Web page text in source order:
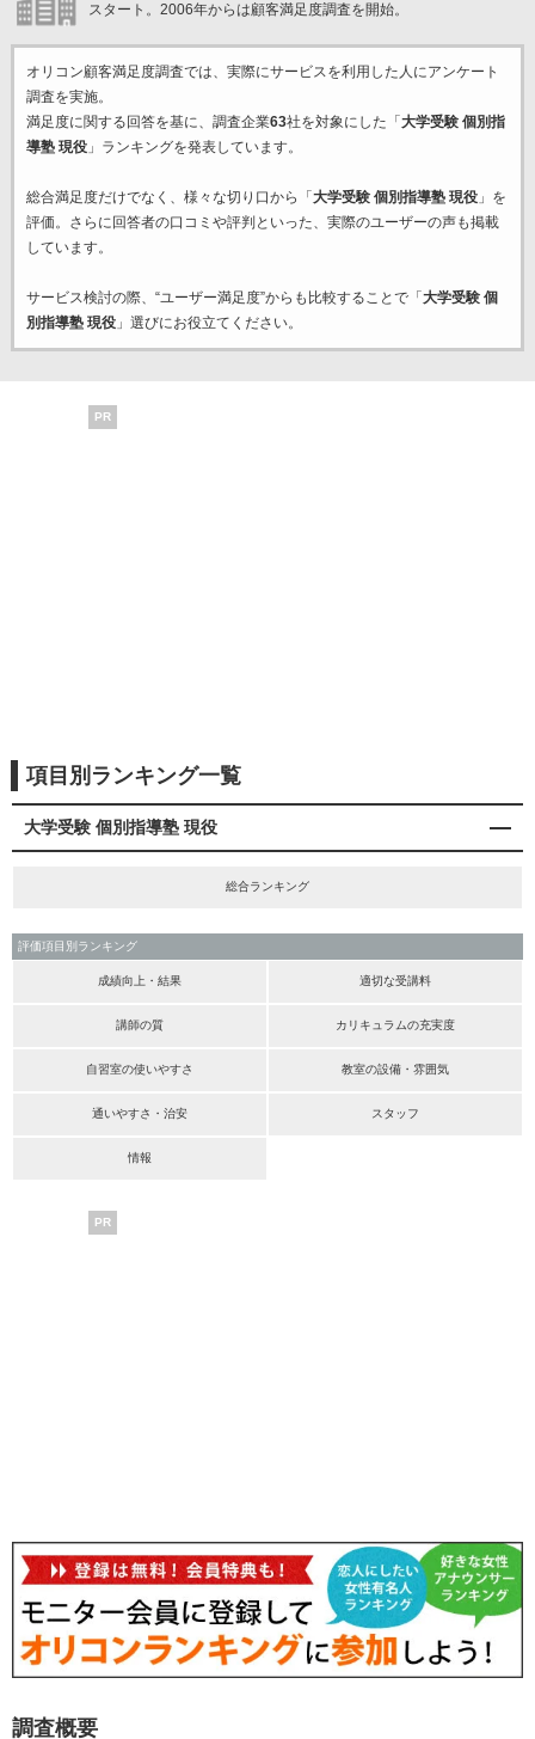
スタート。2006年からは顧客満足度調査を開始。
オリコン顧客満足度調査では、実際にサービスを利用した 人にアンケート
調査を実施。
満足度に関する回答を基に、調査企業63社を対象にした「 大学受験 個別指
導塾 現役」ランキングを発表しています。
総合満足度だけでなく、様々な切り口から「 大学受験 個別指導塾 現役」を
評価。さらに回答者の口コミや評判といった、実際のユーザーの声も掲載
しています。
サービス検討の際、“ユーザー満足度”からも比較することで「 大学受験 個
別指導塾 現役」選びにお役立てください。
PR
項目別ランキング一覧
大学受験 個別指導塾 現役
総合ランキング
評価項目別ランキング
成績向上・結果 適切な受講料
講師の質 カリキュラムの充実度
自習室の使いやすさ 教室の設備・雰囲気
通いやすさ・治安 スタッフ
情報
PR
調査概要